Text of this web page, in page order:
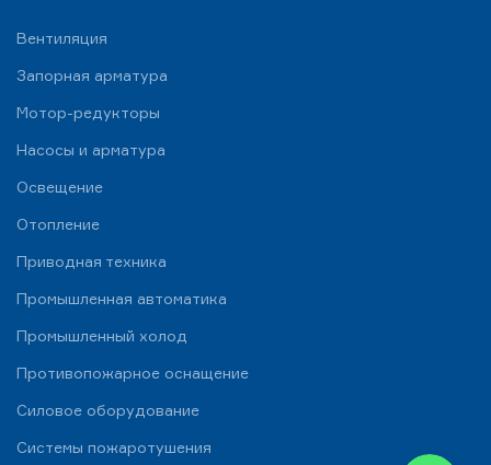
Вентиляция
Запорная арматура
Мотор-редукторы
Насосы и арматура
Освещение
Отопление
Приводная техника
Промышленная автоматика
Промышленный холод
Противопожарное оснащение
Силовое оборудование
Системы пожаротушения
WhatsApp